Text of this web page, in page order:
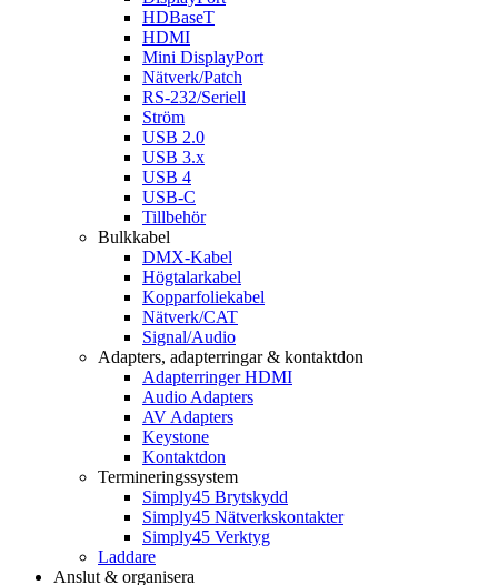
HDBaseT
HDMI
Mini DisplayPort
Nätverk/Patch
RS-232/Seriell
Ström
USB 2.0
USB 3.x
USB 4
USB-C
Tillbehör
Bulkkabel
DMX-Kabel
Högtalarkabel
Kopparfoliekabel
Nätverk/CAT
Signal/Audio
Adapters, adapterringar & kontaktdon
Adapterringer HDMI
Audio Adapters
AV Adapters
Keystone
Kontaktdon
Termineringssystem
Simply45 Brytskydd
Simply45 Nätverkskontakter
Simply45 Verktyg
Laddare
Anslut & organisera